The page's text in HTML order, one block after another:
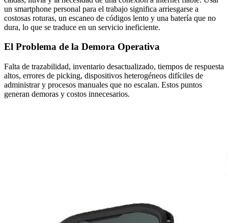
un smartphone personal para el trabajo significa arriesgarse a
costosas roturas, un escaneo de códigos lento y una batería que no
dura, lo que se traduce en un servicio ineficiente.
El Problema de la Demora Operativa
Falta de trazabilidad, inventario desactualizado, tiempos de respuesta
altos, errores de picking, dispositivos heterogéneos difíciles de
administrar y procesos manuales que no escalan. Estos puntos
generan demoras y costos innecesarios.